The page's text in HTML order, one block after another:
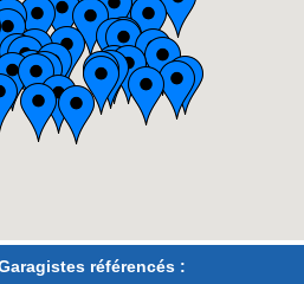
référencés :